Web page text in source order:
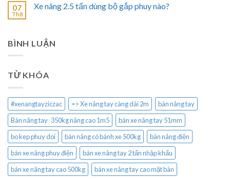
07
Th8
Xe nâng 2.5 tấn dùng bộ gắp phuy nào?
BÌNH LUẬN
TỪ KHÓA
#xenangtayziczac => Xe nâng tay càng dài 2m
bàn nâng tay
Bàn nâng tay 350kg nâng cao 1m5
bán xe nâng tay 51mm
bo kep phuy doi
bàn nâng có bánh xe 500kg
bàn nâng điện
bán xe nâng phuy điện
bán xe nâng tay 2 tấn nhập khẩu
bán xe nâng tay cao 500kg
bán xe nâng tay cao mặt bàn